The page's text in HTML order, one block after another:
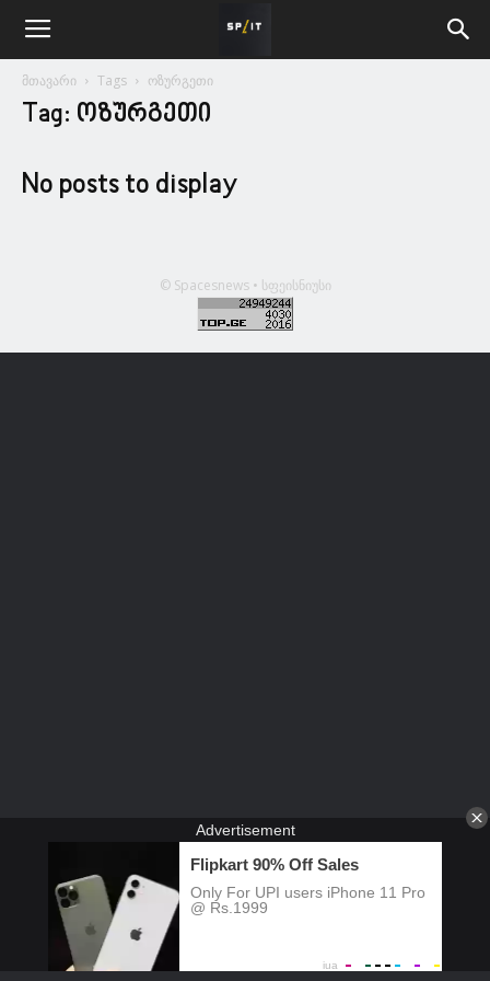
მთავარი Tags ოზურგეთი
Tag: ოზურგეთი
No posts to display
© Spacesnews • სფეისნიუსი